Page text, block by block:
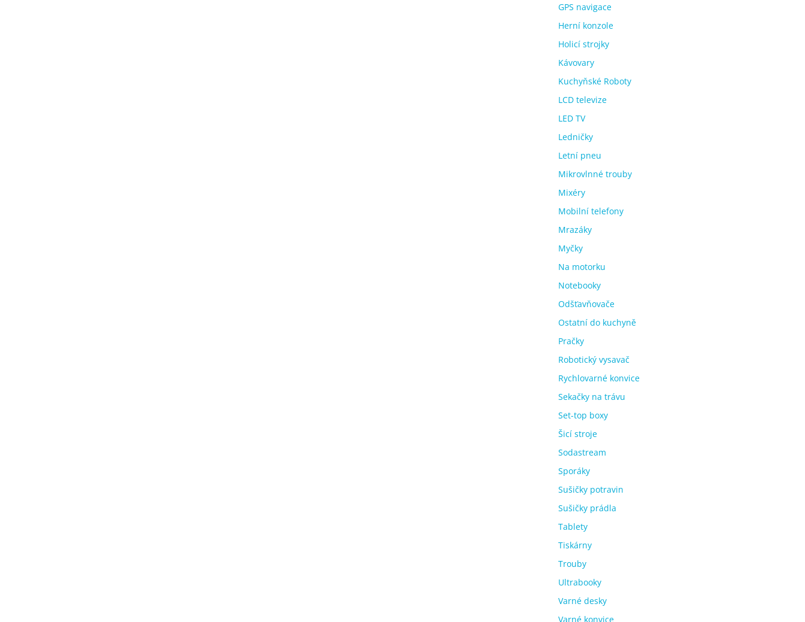
GPS navigace
Herní konzole
Holicí strojky
Kávovary
Kuchyňské Roboty
LCD televize
LED TV
Ledničky
Letní pneu
Mikrovlnné trouby
Mixéry
Mobilní telefony
Mrazáky
Myčky
Na motorku
Notebooky
Odšťavňovače
Ostatní do kuchyně
Pračky
Robotický vysavač
Rychlovarné konvice
Sekačky na trávu
Set-top boxy
Šicí stroje
Sodastream
Sporáky
Sušičky potravin
Sušičky prádla
Tablety
Tiskárny
Trouby
Ultrabooky
Varné desky
Varné konvice